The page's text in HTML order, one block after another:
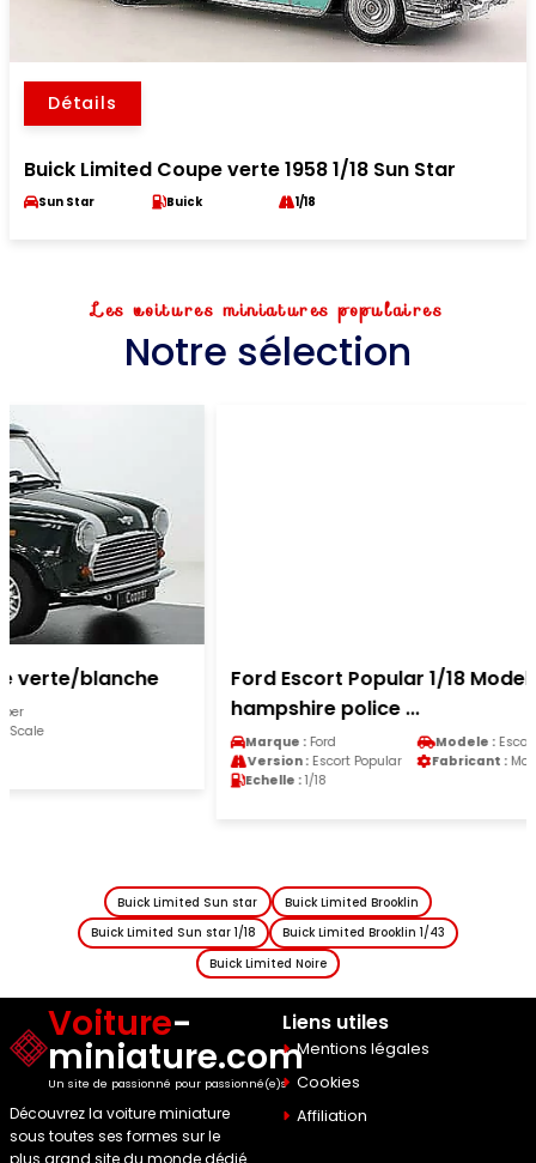
Détails
Buick Limited Coupe verte 1958 1/18 Sun Star
Sun Star Buick 1/18
Les voitures miniatures populaires
Notre sélection
Ford Escort Popular 1/18 Model Icons mkii 1100
Modele :Escort
Fabricant : Model Icons
Buick Limited Sun star
Buick Limited Brooklin
Buick Limited Sun star 1/18
Buick Limited Brooklin 1/43
Buick Limited Noire
Voiture-
miniature.com
Un site de passionné pour passionné(e)s
Découvrez la voiture miniature
sous toutes ses formes sur le
Liens utiles
Mentions légales
Cookies
Affiliation